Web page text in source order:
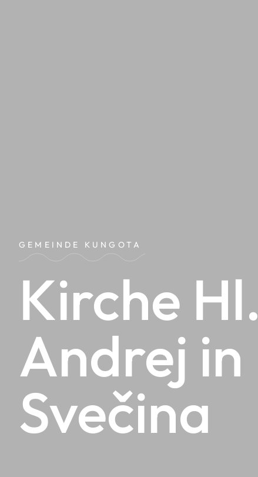
GEMEINDE KUNGOTA
Kirche Hl.
Andrej in
Svečina